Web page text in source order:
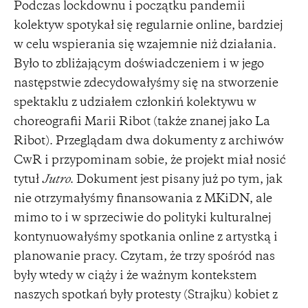
Podczas lockdownu i początku pandemii
kolektyw spotykał się regularnie online, bardziej
w celu wspierania się wzajemnie niż działania.
Było to zbliżającym doświadczeniem i w jego
następstwie zdecydowałyśmy się na stworzenie
spektaklu z udziałem członkiń kolektywu w
choreografii Marii Ribot (także znanej jako La
Ribot). Przeglądam dwa dokumenty z archiwów
CwR i przypominam sobie, że projekt miał nosić
tytuł Jutro. Dokument jest pisany już po tym, jak
nie otrzymałyśmy finansowania z MKiDN, ale
mimo to i w sprzeciwie do polityki kulturalnej
kontynuowałyśmy spotkania online z artystką i
planowanie pracy. Czytam, że trzy spośród nas
były wtedy w ciąży i że ważnym kontekstem
naszych spotkań były protesty (Strajku) kobiet z